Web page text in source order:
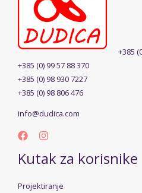
+385
+385 (0) 99 57 88 370
+385 (0) 98 930 7227
+385 (0) 98 806 476
info@dudica.com
Kutak za korisnike
Projektiranje